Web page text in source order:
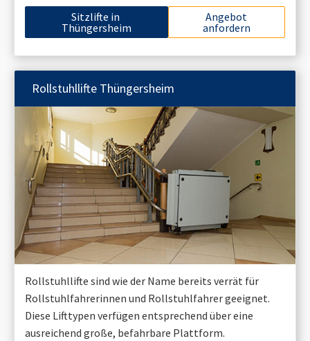
Sitzlifte in
Thüngersheim
Angebot
anfordern
Rollstuhllifte Thüngersheim
Rollstuhllifte sind wie der Name bereits verrät für
Rollstuhlfahrerinnen und Rollstuhlfahrer geeignet.
Diese Lifttypen verfügen entsprechend über eine
ausreichend große, befahrbare Plattform.